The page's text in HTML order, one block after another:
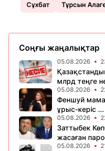
Сұхбат
Тұрсын
Соңғы жаңалықтар
05.08.2026
млрд теңге
05.08.2026
Феншуй
ұрыс-керіс ...
05.08.2026
Заттыбек
жасаған
05.08.2026